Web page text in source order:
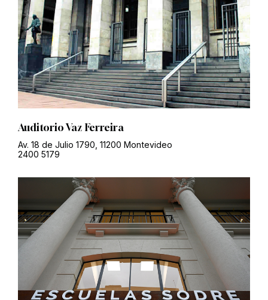
Auditorio Vaz Ferreira
Av. 18 de Julio 1790, 11200 Montevideo
2400 5179